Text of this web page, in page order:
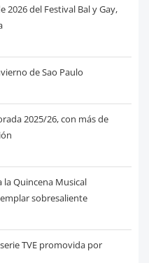
del Festival Bal y Gay,
de Sao Paulo
2025/26, con más de
la Quincena Musical
sobresaliente
TVE promovida por